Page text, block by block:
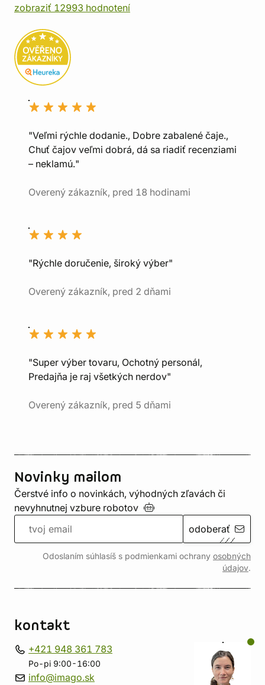
zobraziť 12993 hodnotení
"Veľmi rýchle dodanie., Dobre zabalené čaje.,
Chuť čajov veľmi dobrá, dá sa riadiť recenziami
– neklamú."
Overený zákazník, pred 18 hodinami
"Rýchle doručenie, široký výber"
Overený zákazník, pred 2 dňami
"Super výber tovaru, Ochotný personál,
Predajňa je raj všetkých nerdov"
Overený zákazník, pred 5 dňami
Novinky mailom
Čerstvé info o novinkách, výhodných zľavách či
nevyhnutnej vzbure robotov
odoberať
Odoslaním súhlasíš s podmienkami ochrany osobných
údajov.
kontakt
+421 948 361 783
Po-pi 9:00-16:00
info@imago.sk